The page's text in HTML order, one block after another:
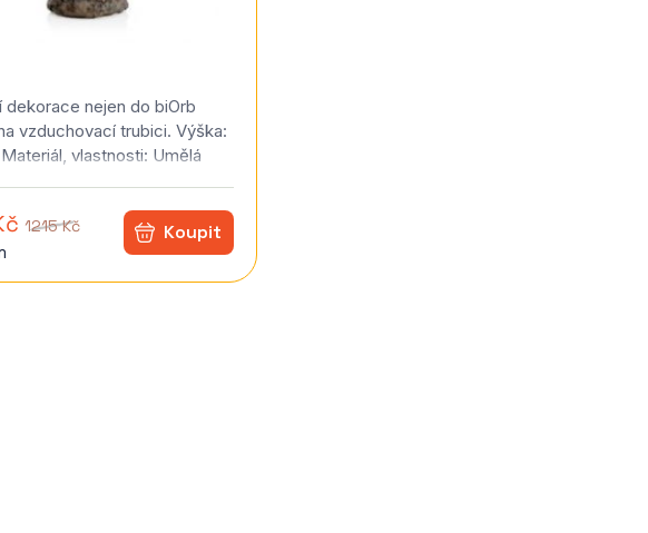
dekorace nejen do biOrb
vzduchovací trubici. Výška:
vlastnosti: Umělá
1215 Kč